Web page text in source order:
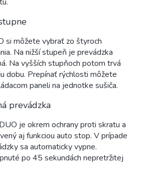
si môžete vybrať zo štyroch
Na nižší stupeň je prevádzka
Na vyšších stupňoch potom trvá
dobu. Prepínať rýchlosti môžete
paneli na jednotke sušiča.
prevádzka
je okrem ochrany proti skratu a
aj funkciou auto stop. V prípade
sa automaticky vypne.
po 45 sekundách nepretržitej